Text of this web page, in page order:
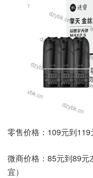
零售价格：109元到
微商价格：85元到89元
宜）